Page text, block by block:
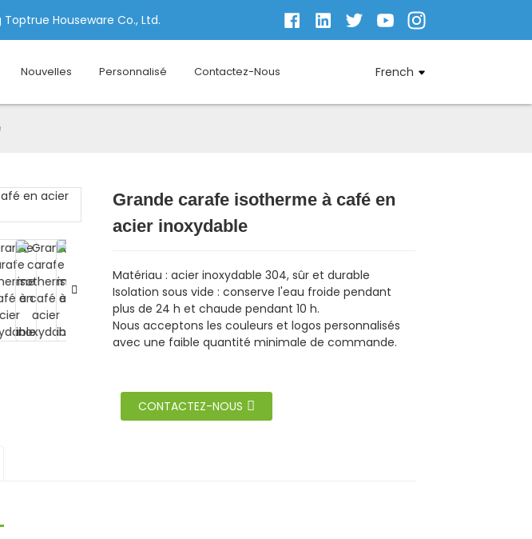
Houseware Co., Ltd.
Nouvelles Personnalisé Contactez-Nous French
Loading...
Loading...
Grande carafe isotherme à café en
acier inoxydable
Matériau : acier inoxydable 304, sûr et durable
Isolation sous vide : conserve l'eau froide pendant
plus de 24 h et chaude pendant 10 h.
Nous acceptons les couleurs et logos personnalisés
avec une faible quantité minimale de commande.
CONTACTEZ-NOUS